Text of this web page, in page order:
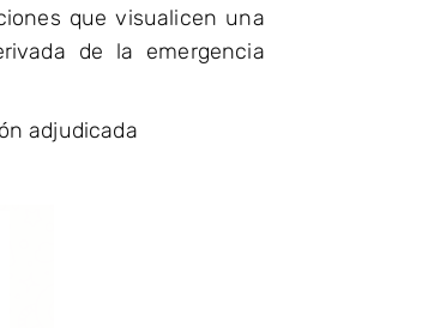
que visualicen una
de la emergencia
adjudicada